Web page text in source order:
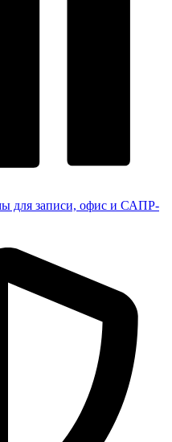
для записи, офис и САПР-